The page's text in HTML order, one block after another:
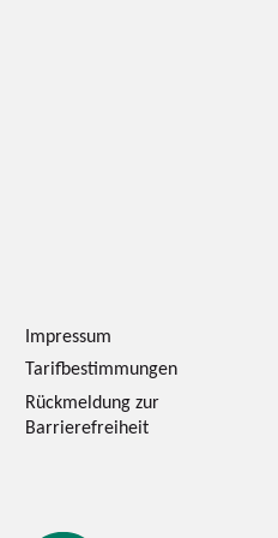
Impressum
Tarifbestimmungen
Rückmeldung zur
Barrierefreiheit